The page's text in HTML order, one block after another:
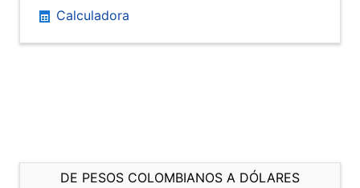
Calculadora
DE PESOS COLOMBIANOS A DÓLARES